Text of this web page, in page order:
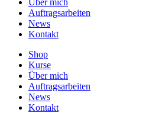
Über mich
Auftragsarbeiten
News
Kontakt
Shop
Kurse
Über mich
Auftragsarbeiten
News
Kontakt